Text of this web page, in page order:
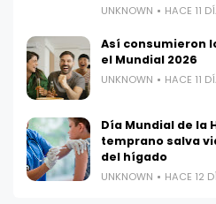
UNKNOWN HACE 11
Así consumieron
el Mundial 2026
UNKNOWN HACE 11
Día Mundial de la
temprano salva
del hígado
UNKNOWN HACE 12